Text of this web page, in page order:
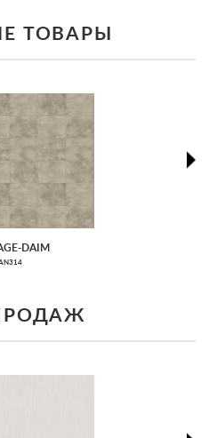
ТОВАРЫ
DAIM